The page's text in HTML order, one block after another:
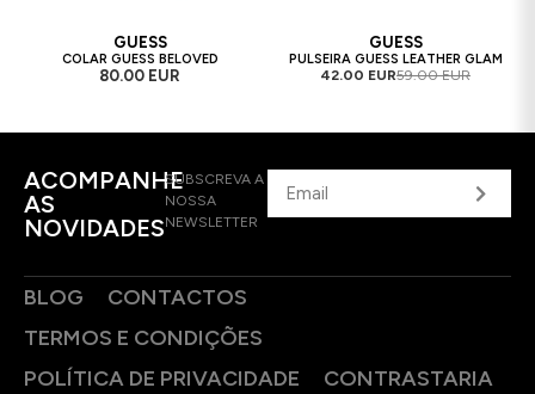
GUESS
COLAR GUESS BELOVED
80.00 EUR
GUESS
PULSEIRA GUESS LEATHER GLAM
42.00 EUR59.00 EUR
ACOMPANHE
AS
NOVIDADES
SUBSCREVA A
NOSSA
NEWSLETTER
BLOG
CONTACTOS
TERMOS E CONDIÇÕES
POLÍTICA DE PRIVACIDADE
CONTRASTARIA